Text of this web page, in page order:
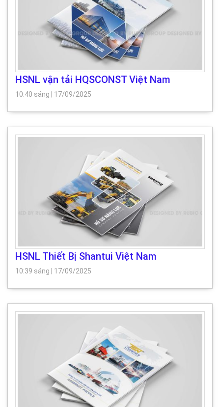
HSNL vận tải HQSCONST Việt Nam
10:40 sáng 17/09/2025
HSNL Thiết Bị Shantui Việt Nam
10:39 sáng 17/09/2025